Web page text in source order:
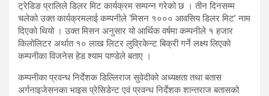
ट्रेडिङ प्रालिले डिलर मिट कार्यक्रम सम्पन्न गरेको छ । तीन दिनसम्म
चलेको उक्त कार्यक्रमलाई कम्पनीले ‘मिसन १००० आवसिय डिलर मिट’ नाम
दिएको थियो । उक्त मिसन अनुसार यो आर्थिक वर्षमा कम्पनीले १ हजार
किलोलिटर अर्थात १० लाख लिटर लुव्रिकेन्ट बिक्री गर्ने लक्ष्य लिएको
कम्पनीका विजनेस हेड श्याम पाण्डेले बताए ।
कम्पनीका प्रवन्ध निर्देशक डिल्लिराज सुवेदीको अध्यक्षता तथा बतास
अर्गनाइजेसनका भाइस प्रेसिडेन्ट एवं प्रवन्ध निर्देशक शान्तराज बतासको